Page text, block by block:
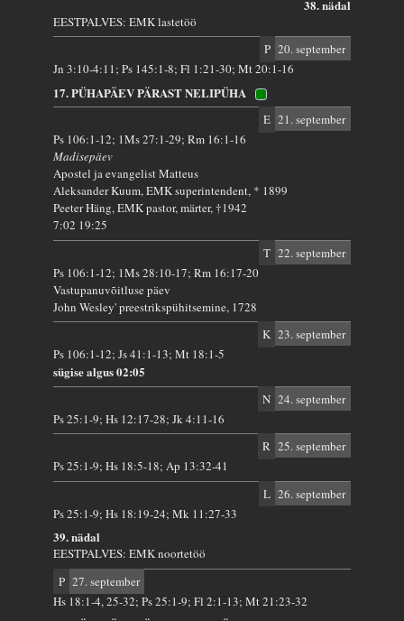
38. nädal
EESTPALVES: EMK lastetöö
P 20. september
Jn 3:10-4:11; Ps 145:1-8; Fl 1:21-30; Mt 20:1-16
17. PÜHAPÄEV PÄRAST NELIPÜHA
E 21. september
Ps 106:1-12; 1Ms 27:1-29; Rm 16:1-16
Madisepäev
Apostel ja evangelist Matteus
Aleksander Kuum, EMK superintendent, * 1899
Peeter Häng, EMK pastor, märter, †1942
7:02 19:25
T 22. september
Ps 106:1-12; 1Ms 28:10-17; Rm 16:17-20
Vastupanuvõitluse päev
John Wesley' preestrikspühitsemine, 1728
K 23. september
Ps 106:1-12; Js 41:1-13; Mt 18:1-5
sügise algus 02:05
N 24. september
Ps 25:1-9; Hs 12:17-28; Jk 4:11-16
R 25. september
Ps 25:1-9; Hs 18:5-18; Ap 13:32-41
L 26. september
Ps 25:1-9; Hs 18:19-24; Mk 11:27-33
39. nädal
EESTPALVES: EMK noortetöö
P 27. september
Hs 18:1-4, 25-32; Ps 25:1-9; Fl 2:1-13; Mt 21:23-32